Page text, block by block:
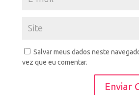
Salvar meus dados neste
vez que eu comentar.